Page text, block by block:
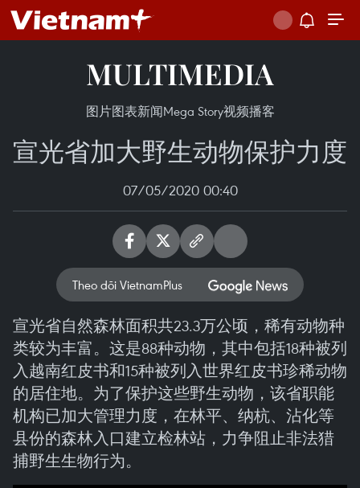
MULTIMEDIA
图片图表新闻Mega Story视频播客
宣光省加大野生动物保护力度
07/05/2020 00:40
Theo dõi VietnamPlus
宣光省自然森林面积共23.3万公顷，稀有动物种
类较为丰富。这是88种动物，其中包括18种被列
入越南红皮书和15种被列入世界红皮书珍稀动物
的居住地。为了保护这些野生动物，该省职能
机构已加大管理力度，在林平、纳杭、沾化等
县份的森林入口建立检林站，力争阻止非法猎
捕野生生物行为。